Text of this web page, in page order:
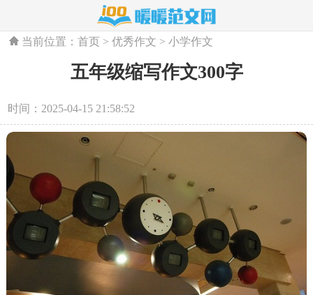
当前位置：首页 >优秀作文 >小学作文
五年级缩写作文300字
时间：2025-04-15 21:58:52